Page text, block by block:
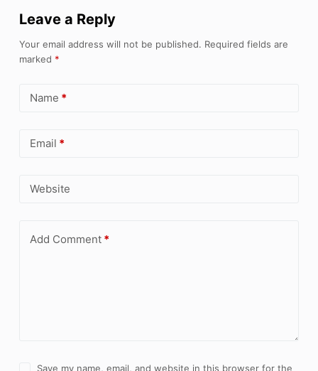
Leave a Reply
Your email address will not be published. Required fields are
marked *
Name *
Email *
Website
Add Comment*
Save my name, email, and website in this browser for the